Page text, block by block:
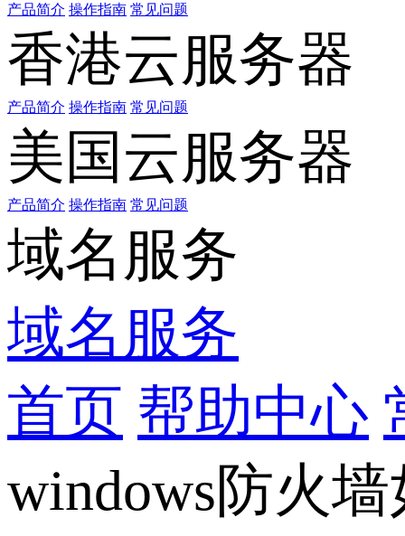
产品简介 操作指南 常见问题
香港云服务器
产品简介 操作指南 常见问题
美国云服务器
产品简介 操作指南 常见问题
域名服务
域名服务
首页 帮助中心
windows防火